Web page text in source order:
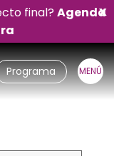
X
final? Agenda
Programa